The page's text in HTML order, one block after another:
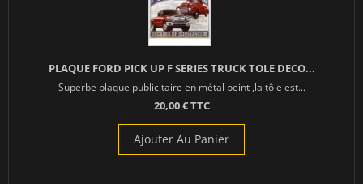
PLAQUE FORD PICK UP F SERIES TRUCK TOLE DECO...
Superbe plaque publicitaire en métal peint ,la tôle est...
20,00 € TTC
Ajouter Au Panier